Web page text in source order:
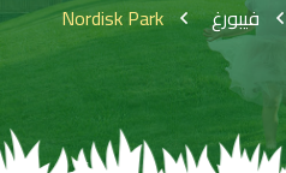
فيبورغ Nordisk Park